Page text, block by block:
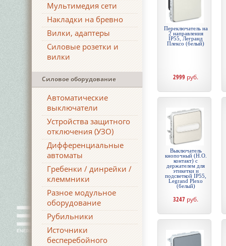
Мультимедия сети
Накладки на бревно
Вилки, адаптеры
Силовые розетки и
вилки
Силовое оборудование
Автоматические
выключатели
Устройства защитного
отключения (УЗО)
Дифференциальные
автоматы
Гребенки / динрейки /
клеммники
Разное модульное
оборудование
Рубильники
Источники
бесперебойного
Переключатель на
2 направления
IP55, Легранд
Плексо (белый)
2999 руб.
Выключатель
кнопочный (Н.О.
контакт) с
держателем для
этикетки и
подсветкой IP55,
Legrand Plexo
(белый)
3247 руб.